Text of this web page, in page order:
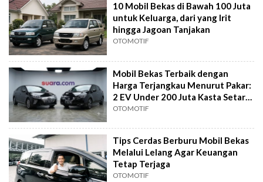
10 Mobil Bekas di Bawah 100 Juta
untuk Keluarga, dari yang Irit
hingga Jagoan Tanjakan
OTOMOTIF
Mobil Bekas Terbaik dengan
Harga Terjangkau Menurut Pakar:
2 EV Under 200 Juta Kasta Setara
Ioniq
OTOMOTIF
Tips Cerdas Berburu Mobil Bekas
Melalui Lelang Agar Keuangan
Tetap Terjaga
OTOMOTIF